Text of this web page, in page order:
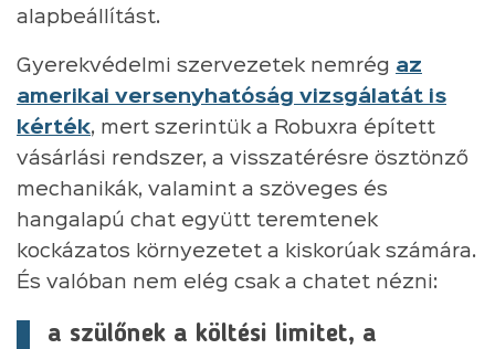
alapbeállítást.
Gyerekvédelmi szervezetek nemrég az
amerikai versenyhatóság vizsgálatát is
kérték, mert szerintük a Robuxra épített
vásárlási rendszer, a visszatérésre ösztönző
mechanikák, valamint a szöveges és
hangalapú chat együtt teremtenek
kockázatos környezetet a kiskorúak számára.
És valóban nem elég csak a chatet nézni:
a szülőnek a költési limitet, a